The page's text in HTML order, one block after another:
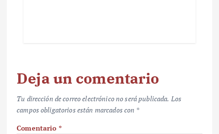
Deja un comentario
Tu dirección de correo electrónico no será publicada. Los
campos obligatorios están marcados con *
Comentario *